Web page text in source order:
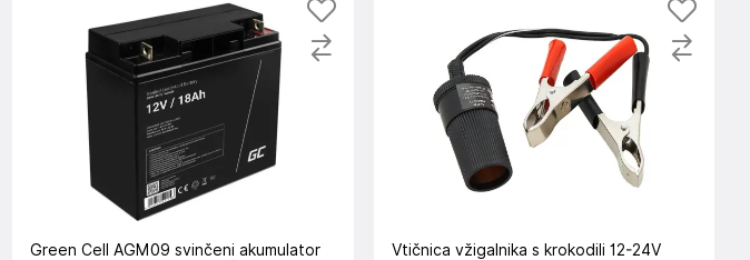
Green Cell AGM09 svinčeni akumulator
Vtičnica vžigalnika s krokodili 12-24V